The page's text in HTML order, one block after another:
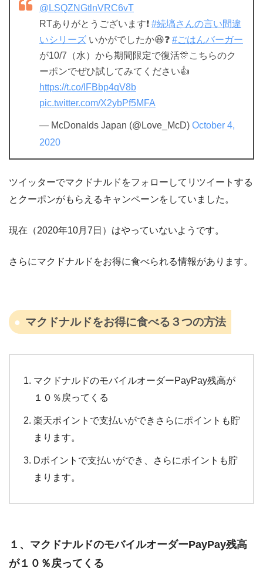
@LSQZNGtlnVRC6vT
RTありがとうございます❗️ #続塙さんの言い間違
いシリーズ いかがでしたか😆❓ #ごはんバーガー
が10/7（水）から期間限定で復活🎊こちらのク
ーポンでぜひ試してみてください👍
https://t.co/lFBbp4qV8b
pic.twitter.com/X2ybPf5MFA
— McDonalds Japan (@Love_McD) October 4,
2020
ツイッターでマクドナルドをフォローしてリツイートする
とクーポンがもらえるキャンペーンをしていました。
現在（2020年10月7日）はやっていないようです。
さらにマクドナルドをお得に食べられる情報があります。
マクドナルドをお得に食べる３つの方法
マクドナルドのモバイルオーダーPayPay残高が
１０％戻ってくる
楽天ポイントで支払いができさらにポイントも貯
まります。
Dポイントで支払いができ、さらにポイントも貯
まります。
１、マクドナルドのモバイルオーダーPayPay残高
が１０％戻ってくる